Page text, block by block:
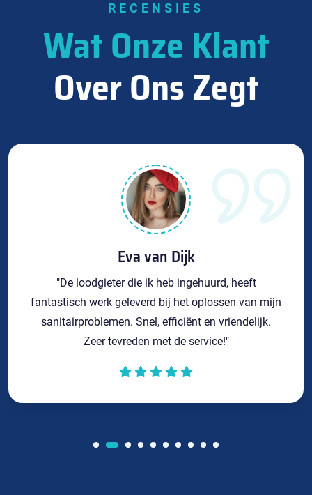
RECENSIES
Wat Onze Klant
Over Ons Zegt
Eva van Dijk
"De loodgieter die ik heb ingehuurd, heeft
fantastisch werk geleverd bij het oplossen van mijn
sanitairproblemen. Snel, efficiënt en vriendelijk.
Zeer tevreden met de service!"